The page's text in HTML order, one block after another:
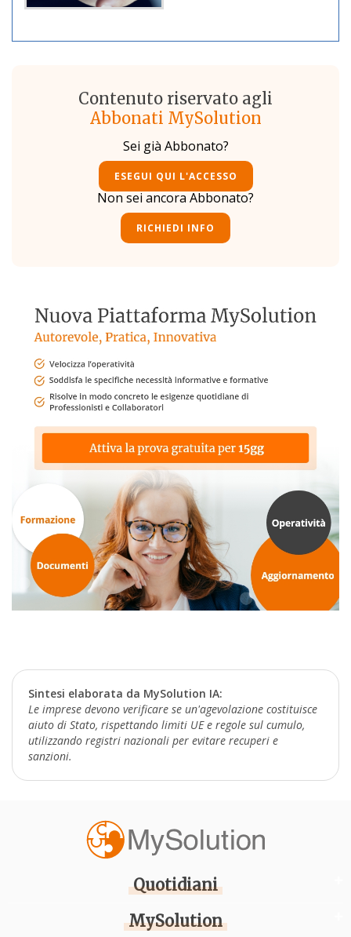
Contenuto riservato agli
Abbonati MySolution
Sei già Abbonato?
ESEGUI QUI L'ACCESSO
Non sei ancora Abbonato?
RICHIEDI INFO
Sintesi elaborata da MySolution IA:
Le imprese devono verificare se un'agevolazione costituisce
aiuto di Stato, rispettando limiti UE e regole sul cumulo,
utilizzando registri nazionali per evitare recuperi e
sanzioni.
Quotidiani
MySolution